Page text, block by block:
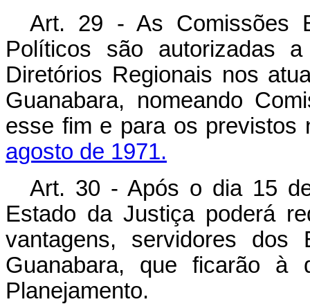
Art. 29 - As Comissões
Políticos são autorizadas
Diretórios Regionais nos
Guanabara, nomeando
esse fim e para os previstos
agosto de 1971.
Art. 30 - Após o dia 15
Estado da Justiça poderá
vantagens, servidores
Guanabara, que ficarão à
Planejamento.